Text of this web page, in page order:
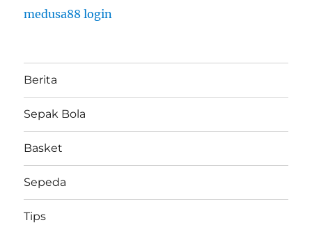
medusa88 login
Berita
Sepak Bola
Basket
Sepeda
Tips